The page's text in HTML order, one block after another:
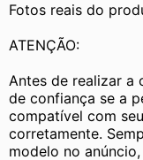
Fotos reais do
ATENÇÃO:
Antes de realizar a
de confiança se a
compatível com
corretamente.
modelo no